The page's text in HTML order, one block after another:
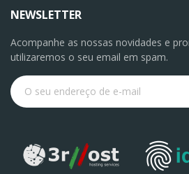
NEWSLETTER
Acompanhe as nossas novidades e
utilizaremos o seu email em spam.